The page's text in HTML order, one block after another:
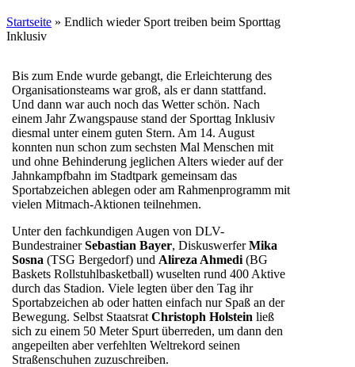
Startseite » Endlich wieder Sport treiben beim Sporttag
Inklusiv
Bis zum Ende wurde gebangt, die Erleichterung des
Organisationsteams war groß, als er dann stattfand.
Und dann war auch noch das Wetter schön. Nach
einem Jahr Zwangspause stand der Sporttag Inklusiv
diesmal unter einem guten Stern. Am 14. August
konnten nun schon zum sechsten Mal Menschen mit
und ohne Behinderung jeglichen Alters wieder auf der
Jahnkampfbahn im Stadtpark gemeinsam das
Sportabzeichen ablegen oder am Rahmenprogramm mit
vielen Mitmach-Aktionen teilnehmen.
Unter den fachkundigen Augen von DLV-
BundestrainerSebastian Bayer, DiskuswerferMika
Sosna (TSG Bergedorf) und Alireza Ahmedi (BG
Baskets Rollstuhlbasketball) wuselten rund 400 Aktive
durch das Stadion. Viele legten über den Tag ihr
Sportabzeichen ab oder hatten einfach nur Spaß an der
Bewegung. Selbst StaatsratChristoph Holstein ließ
sich zu einem 50 Meter Spurt überreden, um dann den
angepeilten aber verfehlten Weltrekord seinen
Straßenschuhen zuzuschreiben.